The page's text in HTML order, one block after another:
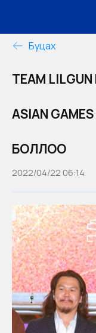
Буцах
TEAM
ASIAN
БОЛЛОО
2022/04/22 06:14